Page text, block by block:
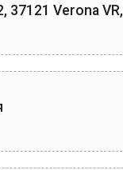
37121 Verona